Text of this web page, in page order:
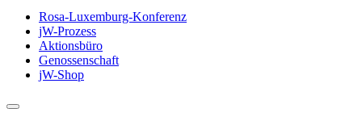
Rosa-Luxemburg-Konferenz
jW-Prozess
Aktionsbüro
Genossenschaft
jW-Shop